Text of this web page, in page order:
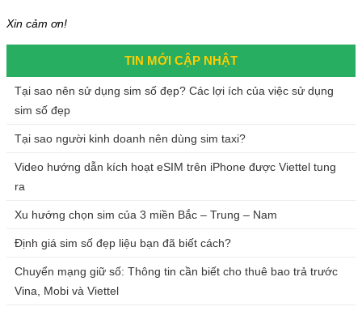
Xin cảm ơn!
TIN MỚI CẬP NHẬT
Tại sao nên sử dụng sim số đẹp? Các lợi ích của việc sử dụng
sim số đẹp
Tại sao người kinh doanh nên dùng sim taxi?
Video hướng dẫn kích hoạt eSIM trên iPhone được Viettel tung
ra
Xu hướng chọn sim của 3 miền Bắc – Trung – Nam
Định giá sim số đẹp liệu bạn đã biết cách?
Chuyển mạng giữ số: Thông tin cần biết cho thuê bao trả trước
Vina, Mobi và Viettel